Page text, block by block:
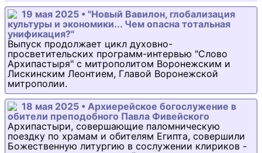
19 мая 2025 • "Новый Вавилон, глобализация
культуры и экономики... Чем опасна тотальная
унификация?"
Выпуск продолжает цикл духовно-
просветительских программ-интервью "Слово
Архипастыря" с митрополитом Воронежским и
Лискинским Леонтием, Главой Воронежской
митрополии.
18 мая 2025 • Архиерейское богослужение в
обители преподобного Павла Фивейского
Архипастыри, совершающие паломническую
поездку по храмам и обителям Египта, совершили
Божественную литургию в сослужении клириков -